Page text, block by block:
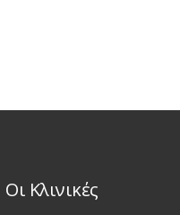
Οι Κλινικές